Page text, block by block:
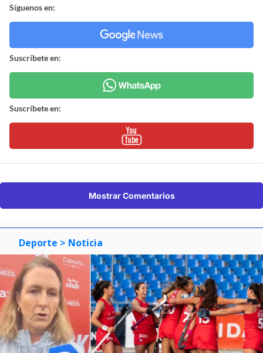
Síguenos en:
Suscríbete en:
Suscríbete en:
Mostrar Comentarios
Deporte > Noticia